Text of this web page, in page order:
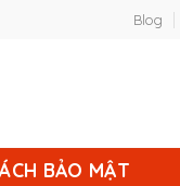
Blog
BẢO MẬT